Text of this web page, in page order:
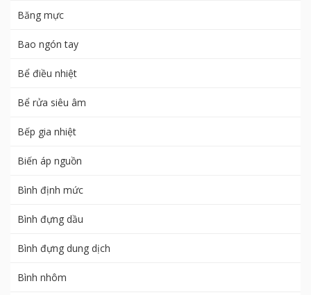
Băng mực
Bao ngón tay
Bể điều nhiệt
Bể rửa siêu âm
Bếp gia nhiệt
Biến áp nguồn
Bình định mức
Bình đựng dầu
Bình đựng dung dịch
Bình nhôm